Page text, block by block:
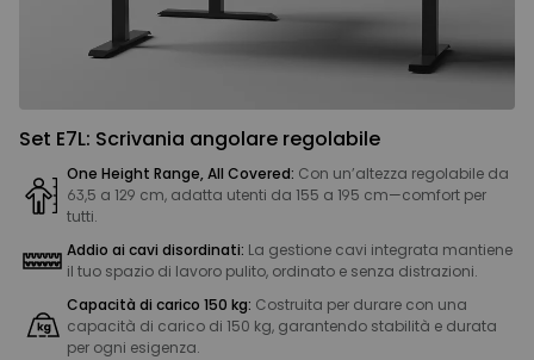
Set E7L: Scrivania angolare regolabile
One Height Range, All Covered: Con un’altezza regolabile da
63,5 a 129 cm, adatta utenti da 155 a 195 cm—comfort per
tutti.
Addio ai cavi disordinati: La gestione cavi integrata mantiene
il tuo spazio di lavoro pulito, ordinato e senza distrazioni.
Capacità di carico 150 kg: Costruita per durare con una
capacità di carico di 150 kg, garantendo stabilità e durata
per ogni esigenza.